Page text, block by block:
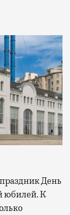
юбилей. К